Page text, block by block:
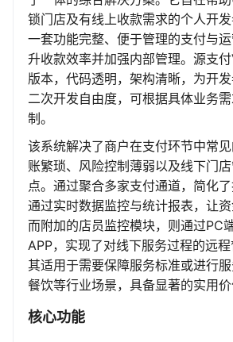
锁门店及有线上收款需求的个人开
一套功能完整、便于管理的支付与
升收款效率并加强内部管理。源支
版本，代码透明，架构清晰，为开
二次开发自由度，可根据具体业务
制。
该系统解决了商户在支付环节中常
账繁琐、风险控制薄弱以及线下门
点。通过聚合多家支付通道，简化了
通过实时数据监控与统计报表，让资
而附加的店员监控模块，则通过PC
APP，实现了对线下服务过程的远
其适用于需要保障服务标准或进行服
餐饮等行业场景，具备显著的实用价
核心功能